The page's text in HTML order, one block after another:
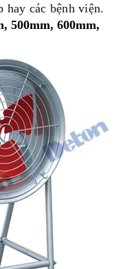
hay các bệnh viện.
500mm, 600mm,